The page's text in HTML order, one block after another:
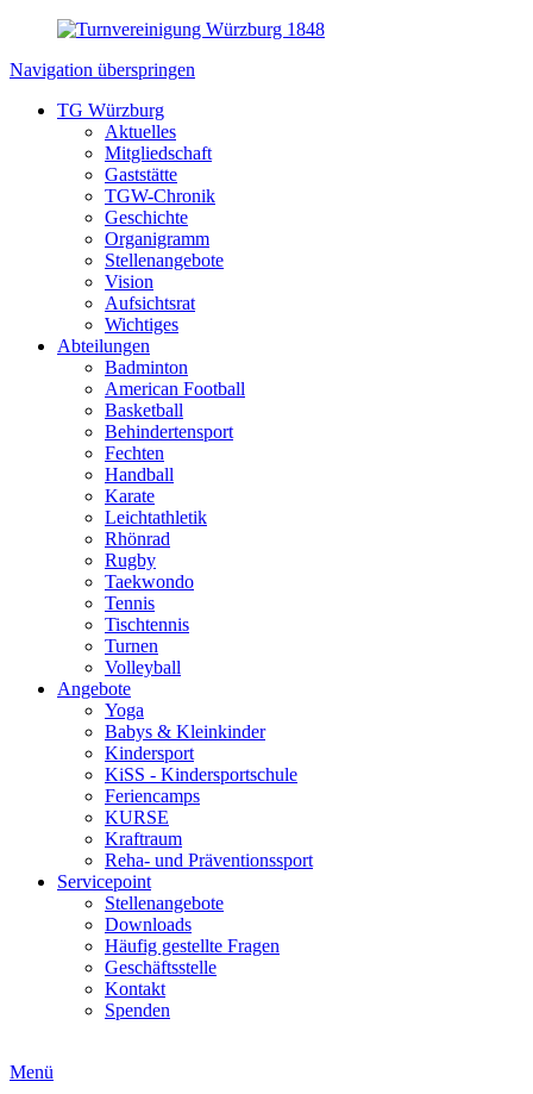
Navigation überspringen
TG Würzburg
Aktuelles
Mitgliedschaft
Gaststätte
TGW-Chronik
Geschichte
Organigramm
Stellenangebote
Vision
Aufsichtsrat
Wichtiges
Abteilungen
Badminton
American Football
Basketball
Behindertensport
Fechten
Handball
Karate
Leichtathletik
Rhönrad
Rugby
Taekwondo
Tennis
Tischtennis
Turnen
Volleyball
Angebote
Yoga
Babys & Kleinkinder
Kindersport
KiSS - Kindersportschule
Feriencamps
KURSE
Kraftraum
Reha- und Präventionssport
Servicepoint
Stellenangebote
Downloads
Häufig gestellte Fragen
Geschäftsstelle
Kontakt
Spenden
Menü